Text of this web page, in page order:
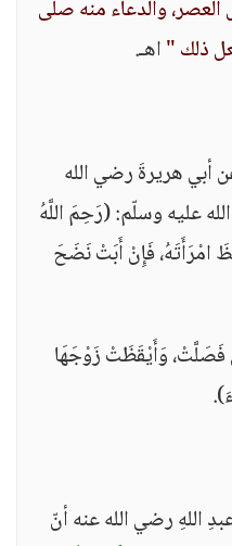
والدعاء منه صلّى
ذلك "اهـ.
أبي هريرةَ رضي الله
عليه وسلّم: (رَحِمَ اللَّهُ
امْرَأَتَهُ، فَإِنْ أَبَتْ نَضَحَ
فَصَلَّتْ، وَأَيْقَظَتْ زَوْجَهَا
اللهِ رضي الله عنه أنّ